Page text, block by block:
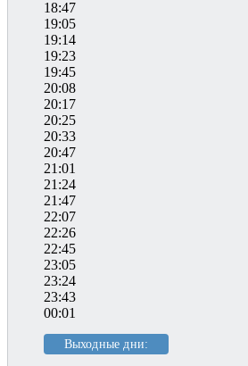
18:47
19:05
19:14
19:23
19:45
20:08
20:17
20:25
20:33
20:47
21:01
21:24
21:47
22:07
22:26
22:45
23:05
23:24
23:43
00:01
Выходные дни: